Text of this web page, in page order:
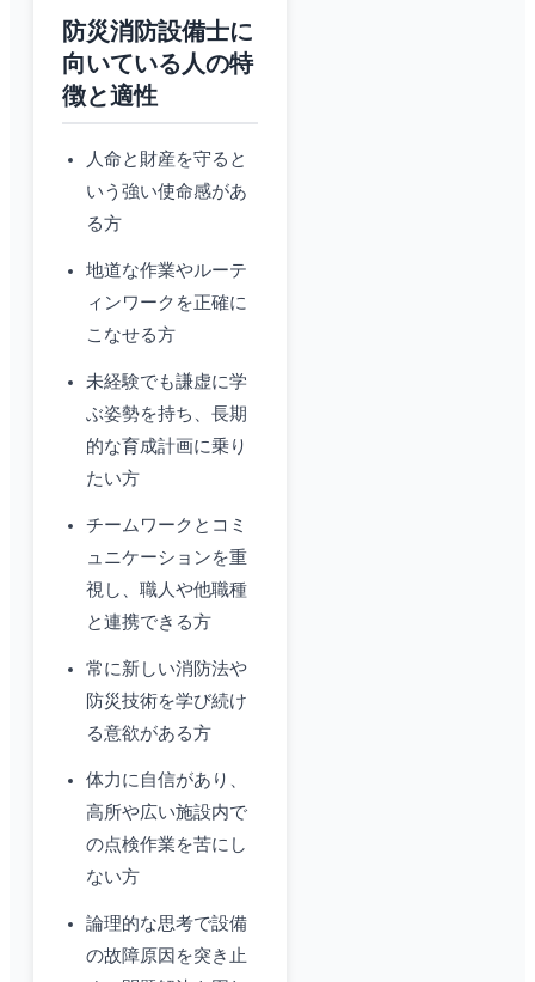
防災消防設備士に
向いている人の特
徴と適性
人命と財産を守ると
いう強い使命感があ
る方
地道な作業やルーテ
ィンワークを正確に
こなせる方
未経験でも謙虚に学
ぶ姿勢を持ち、長期
的な育成計画に乗り
たい方
チームワークとコミ
ュニケーションを重
視し、職人や他職種
と連携できる方
常に新しい消防法や
防災技術を学び続け
る意欲がある方
体力に自信があり、
高所や広い施設内で
の点検作業を苦にし
ない方
論理的な思考で設備
の故障原因を突き止